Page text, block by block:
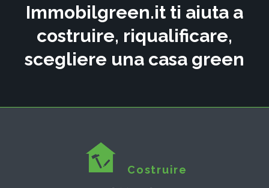
Immobilgreen.it ti aiuta a
costruire, riqualificare,
scegliere una casa green
Costruire